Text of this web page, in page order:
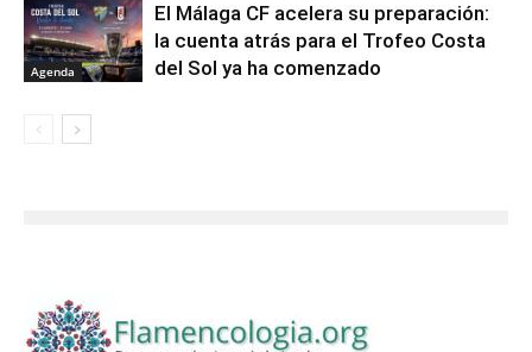
Agenda
El Málaga CF acelera su preparación:
la cuenta atrás para el Trofeo Costa
del Sol ya ha comenzado